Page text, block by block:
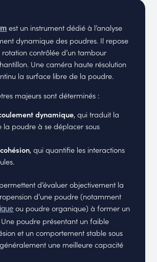
est un instrument dédié à l’analyse
dynamique des poudres. Il repose
contrôlée d’un tambour
Une caméra haute résolution
la surface libre de la poudre.
majeurs sont déterminés :
dynamique, qui traduit la
la poudre à se déplacer sous
, qui quantifie les interactions
d’évaluer objectivement la
d’une poudre (notamment
ou poudre organique) à former un
poudre présentant un faible
et un comportement stable sous
une meilleure capacité